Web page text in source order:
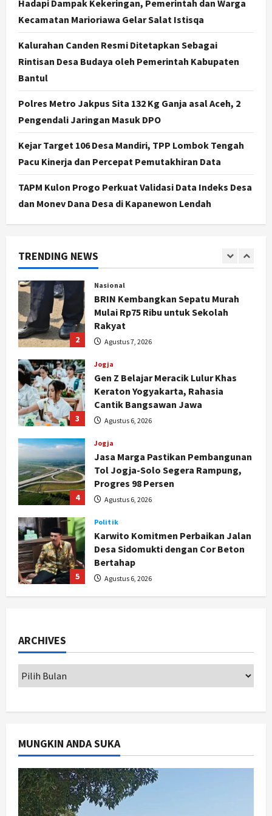
Hadapi Dampak Kekeringan, Pemerintah dan Warga
Kecamatan Marioriawa Gelar Salat Istisqa
Kalurahan Canden Resmi Ditetapkan Sebagai
Rintisan Desa Budaya oleh Pemerintah Kabupaten
Bantul
Polres Metro Jakpus Sita 132 Kg Ganja asal Aceh, 2
Pengendali Jaringan Masuk DPO
Kejar Target 106 Desa Mandiri, TPP Lombok Tengah
Pacu Kinerja dan Percepat Pemutakhiran Data
TAPM Kulon Progo Perkuat Validasi Data Indeks Desa
dan Monev Dana Desa di Kapanewon Lendah
TRENDING NEWS
3
Cantik Bangsawan Jawa
Agustus 6, 2026
4
Jogja
Jasa Marga Pastikan Pembangunan
Progres 98 Persen
Agustus 6, 2026
Politik
Karwito Komitmen Perbaikan Jalan
Desa Sidomukti dengan Cor Beton
Bertahap
Agustus 6, 2026
1
Politik
2
Nasional
BRIN Kembangkan Sepatu Murah
Mulai Rp75 Ribu untuk Sekolah
Rakyat
Agustus 7, 2026
3
Jogja
Gen Z Belajar Meracik Lulur Khas
Keraton Yogyakarta, Rahasia
Cantik Bangsawan Jawa
Agustus 6, 2026
4
Jogja
Jasa Marga Pastikan Pembangunan
Tol Jogja-Solo Segera Rampung,
Progres 98 Persen
Agustus 6, 2026
5
Politik
Karwito Komitmen Perbaikan Jalan
Desa Sidomukti dengan Cor Beton
Bertahap
Agustus 6, 2026
1
3
Jogja
Gen Z Belajar Meracik Lulur Khas
Keraton Yogyakarta, Rahasia
Cantik Bangsawan Jawa
ARCHIVES
MUNGKIN ANDA SUKA